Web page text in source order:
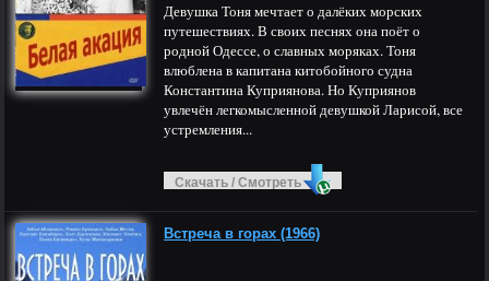
Девушка Тоня мечтает о далёких морских
путешествиях. В своих песнях она поёт о
родной Одессе, о славных моряках. Тоня
влюблена в капитана китобойного судна
Константина Куприянова. Но Куприянов
увлечён легкомысленной девушкой Ларисой, все
устремления...
Скачать / Смотреть
Встреча в горах (1966)